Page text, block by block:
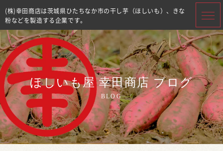
(株)幸田商店は茨城県ひたちなか市の干し芋（ほしいも）、きな
粉などを製造する企業です。
ほしいも屋 幸田商店 ブログ
BLOG